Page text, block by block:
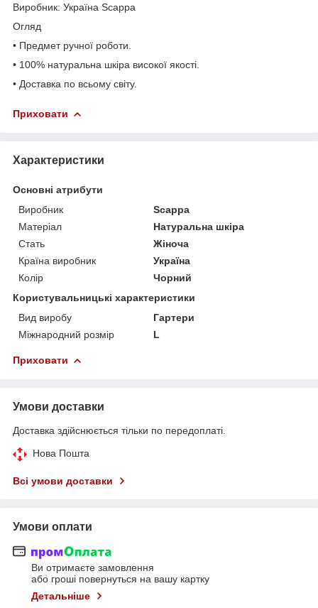
Виробник: Україна Scappa
Огляд
• Предмет ручної роботи.
• 100% натуральна шкіра високої якості.
• Доставка по всьому світу.
Приховати
Характеристики
Основні атрибути
Виробник
Scappa
Матеріал
Натуральна шкіра
Стать
Жіноча
Країна виробник
Україна
Колір
Чорний
Користувальницькі характеристики
Вид виробу
Гартери
Міжнародний розмір
L
Приховати
Умови доставки
Доставка здійснюється тільки по передоплаті.
Нова Пошта
Всі умови доставки
Умови оплати
Ви отримаєте замовлення
або гроші повернуться на вашу картку
Детальніше